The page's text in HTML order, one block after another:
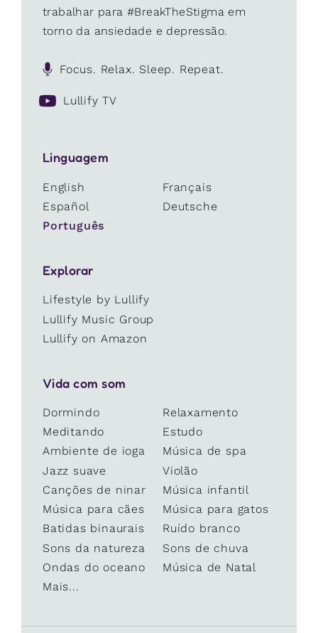
trabalhar para #BreakTheStigma em
torno da ansiedade e depressão.
Focus. Relax. Sleep. Repeat.
Lullify TV
Linguagem
English
Français
Español
Deutsche
Português
Explorar
Lifestyle by Lullify
Lullify Music Group
Lullify on Amazon
Vida com som
Dormindo
Relaxamento
Meditando
Estudo
Ambiente de ioga
Música de spa
Jazz suave
Violão
Canções de ninar
Música infantil
Música para cães
Música para gatos
Batidas binaurais
Ruído branco
Sons da natureza
Sons de chuva
Ondas do oceano
Música de Natal
Mais...